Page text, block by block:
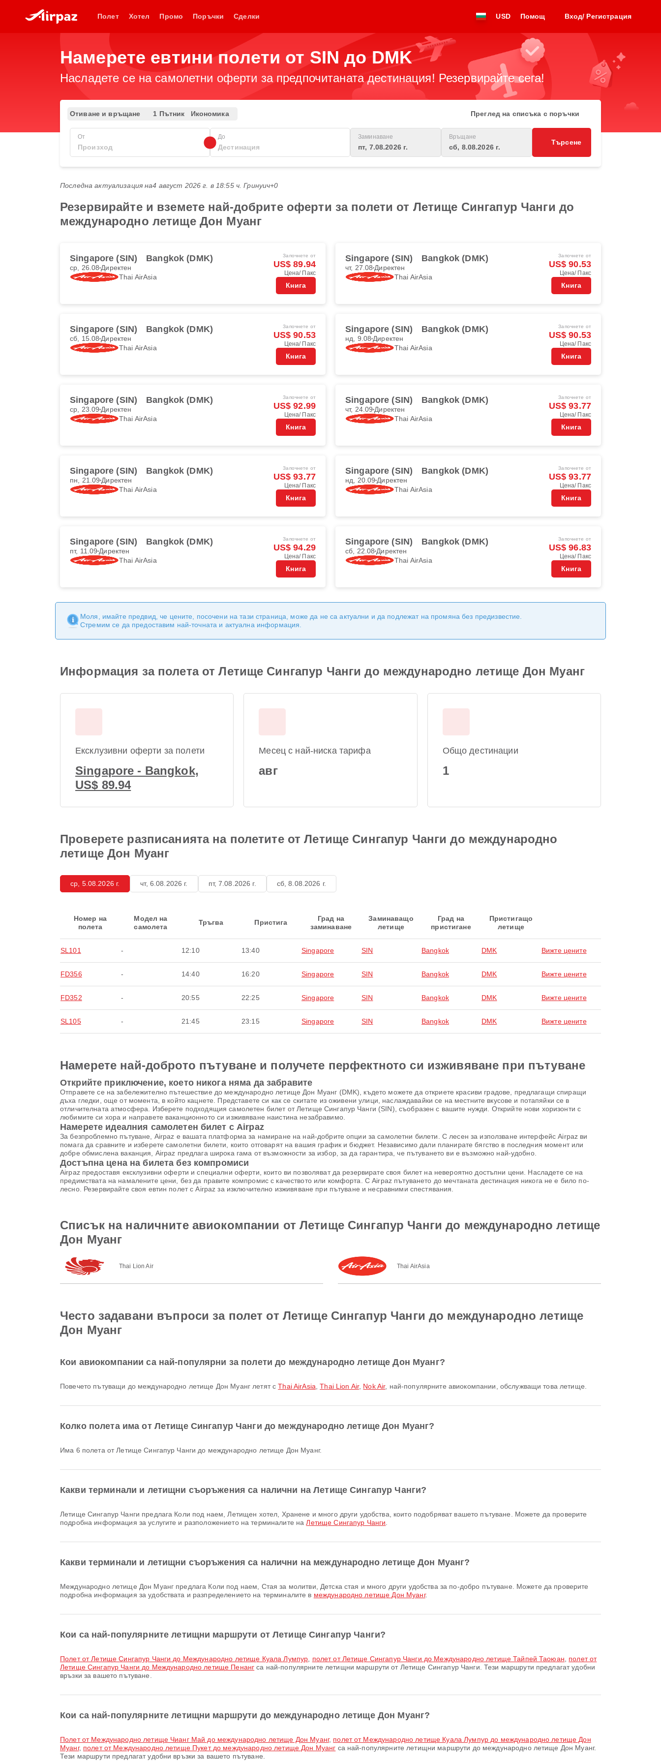
Полет Хотел Промо Поръчки Сделки USD Помощ Вход/ Регистрация
Намерете евтини полети от SIN до DMK
Насладете се на самолетни оферти за предпочитаната дестинация! Резервирайте сега!
Отиване и връщане 1 Пътник Икономика Преглед на списъка с поръчки
От До Заминаване
пт, 7.08.2026 г.
Връщане
сб, 8.08.2026 г.
Търсене
Последна актуализация на4 август 2026 г. в 18:55 ч. Гринуич+0
Резервирайте и вземете най-добрите оферти за полети от Летище Сингапур Чанги до
международно летище Дон Муанг
Singapore (SIN) Bangkok (DMK)
ср, 26.08 Директен
Thai AirAsia
Започнете от
US$ 89.94
Цена/ Пакс
Книга
Singapore (SIN) Bangkok (DMK)
чт, 27.08 Директен
Thai AirAsia
Започнете от
US$ 90.53
Цена/ Пакс
Книга
Singapore (SIN) Bangkok (DMK)
сб, 15.08 Директен
Thai AirAsia
Започнете от
US$ 90.53
Цена/ Пакс
Книга
Singapore (SIN) Bangkok (DMK)
нд, 9.08 Директен
Thai AirAsia
Започнете от
US$ 90.53
Цена/ Пакс
Книга
Singapore (SIN) Bangkok (DMK)
ср, 23.09 Директен
Thai AirAsia
Започнете от
US$ 92.99
Цена/ Пакс
Книга
Singapore (SIN) Bangkok (DMK)
чт, 24.09 Директен
Thai AirAsia
Започнете от
US$ 93.77
Цена/ Пакс
Книга
Singapore (SIN) Bangkok (DMK)
пн, 21.09 Директен
Thai AirAsia
Започнете от
US$ 93.77
Цена/ Пакс
Книга
Singapore (SIN) Bangkok (DMK)
нд, 20.09 Директен
Thai AirAsia
Започнете от
US$ 93.77
Цена/ Пакс
Книга
Singapore (SIN) Bangkok (DMK)
пт, 11.09 Директен
Thai AirAsia
Започнете от
US$ 94.29
Цена/ Пакс
Книга
Singapore (SIN) Bangkok (DMK)
сб, 22.08 Директен
Thai AirAsia
Започнете от
US$ 96.83
Цена/ Пакс
Книга
Моля, имайте предвид, че цените, посочени на тази страница, може да не са актуални и да подлежат на промяна без предизвестие.
Стремим се да предоставим най-точната и актуална информация.
Информация за полета от Летище Сингапур Чанги до международно летище Дон Муанг
Ексклузивни оферти за полети
Singapore - Bangkok,
US$ 89.94
Месец с най-ниска тарифа
авг
Общо дестинации
1
Проверете разписанията на полетите от Летище Сингапур Чанги до международно
летище Дон Муанг
ср, 5.08.2026 г. чт, 6.08.2026 г. пт, 7.08.2026 г. сб, 8.08.2026 г.
Номер на
полета
Модел на
самолета
Тръгва Пристига
Град на
заминаване
Заминаващо
летище
Град на
пристигане
Пристигащо
летище
SL101 - 12:10 13:40 Singapore SIN Bangkok DMK Вижте цените
FD356 - 14:40 16:20 Singapore SIN Bangkok DMK Вижте цените
FD352 - 20:55 22:25 Singapore SIN Bangkok DMK Вижте цените
SL105 - 21:45 23:15 Singapore SIN Bangkok DMK Вижте цените
Намерете най-доброто пътуване и получете перфектното си изживяване при пътуване
Открийте приключение, което никога няма да забравите
Отправете се на забележително пътешествие до международно летище Дон Муанг (DMK), където можете да откриете красиви градове, предлагащи спиращи
дъха гледки, още от момента, в който кацнете. Представете си как се скитате из оживени улици, наслаждавайки се на местните вкусове и потапяйки се в
отличителната атмосфера. Изберете подходящия самолетен билет от Летище Сингапур Чанги (SIN), съобразен с вашите нужди. Открийте нови хоризонти с
любимите си хора и направете ваканционното си изживяване наистина незабравимо.
Намерете идеалния самолетен билет с Airpaz
За безпроблемно пътуване, Airpaz е вашата платформа за намиране на най-добрите опции за самолетни билети. С лесен за използване интерфейс Airpaz ви
помага да сравните и изберете самолетни билети, които отговарят на вашия график и бюджет. Независимо дали планирате бягство в последния момент или
добре обмислена ваканция, Airpaz предлага широка гама от възможности за избор, за да гарантира, че пътуването ви е възможно най-удобно.
Достъпна цена на билета без компромиси
Airpaz предоставя ексклузивни оферти и специални оферти, които ви позволяват да резервирате своя билет на невероятно достъпни цени. Насладете се на
предимствата на намалените цени, без да правите компромис с качеството или комфорта. С Airpaz пътуването до мечтаната дестинация никога не е било по-
лесно. Резервирайте своя евтин полет с Airpaz за изключително изживяване при пътуване и несравними спестявания.
Списък на наличните авиокомпании от Летище Сингапур Чанги до международно летище
Дон Муанг
Thai Lion Air Thai AirAsia
Често задавани въпроси за полет от Летище Сингапур Чанги до международно летище
Дон Муанг
Кои авиокомпании са най-популярни за полети до международно летище Дон Муанг?
Повечето пътуващи до международно летище Дон Муанг летят сThai AirAsia ,Thai Lion Air, Nok Air, най-популярните авиокомпании, обслужващи това летище.
Колко полета има от Летище Сингапур Чанги до международно летище Дон Муанг?
Има 6 полета от Летище Сингапур Чанги до международно летище Дон Муанг.
Какви терминали и летищни съоръжения са налични на Летище Сингапур Чанги?
Летище Сингапур Чанги предлага Коли под наем, Летищен хотел, Хранене и много други удобства, които подобряват вашето пътуване. Можете да проверите
подробна информация за услугите и разположението на терминалите наЛетище Сингапур Чанги
Какви терминали и летищни съоръжения са налични на международно летище Дон Муанг?
международно летище Дон Муанг предлага Коли под наем, Стая за молитви, Детска стая и много други удобства за по-добро пътуване. Можете да проверите
подробна информация за удобствата и разпределението на терминалите в международно летище Дон Муанг.
Кои са най-популярните летищни маршрути от Летище Сингапур Чанги?
полет от Летище Сингапур Чанги до Международно летище Куала Лумпур полет от Летище Сингапур Чанги до Международно летище Тайпей Таоюан
полет от
Летище Сингапур Чанги до Международно летище Пенанг са най-популярните летищни маршрути от Летище Сингапур Чанги. Тези маршрути предлагат удобни
връзки за вашето пътуване.
Кои са най-популярните летищни маршрути до международно летище Дон Муанг?
полет от Международно летище Чианг Май до международно летище Дон Муанг, полет от Международно летище Куала Лумпур до международно летище Дон
Муанг, полет от Международно летище Пукет до международно летище Дон Муанг са най-популярните летищни маршрути до международно летище Дон Муанг.
Тези маршрути предлагат удобни връзки за вашето пътуване.